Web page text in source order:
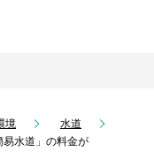
境
水道
水道」の料金が